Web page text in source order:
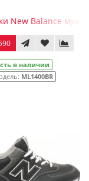
серые
New Balance
в наличии
ML1400BR